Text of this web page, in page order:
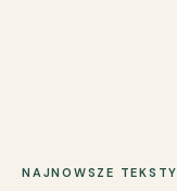
NAJNOWSZE TEKSTY